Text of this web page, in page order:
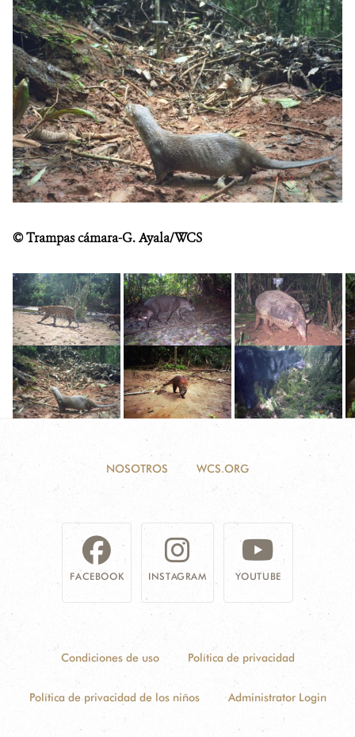
NOSOTROS
DONA
©Trampas cámara-G. Ayala/WCS
NOSOTROS WCS.ORG
FACEBOOK INSTAGRAM YOUTUBE
Condiciones de uso Política de privacidad
Política de privacidad de los niños Administrator Login